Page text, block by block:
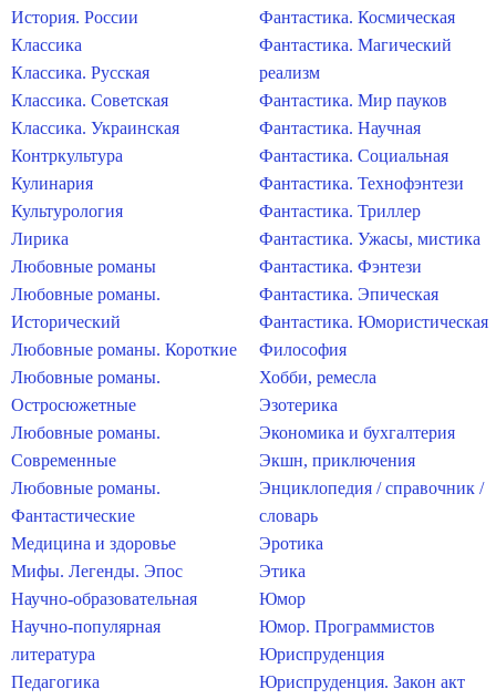
История. России
Классика
Классика. Русская
Классика. Советская
Классика. Украинская
Контркультура
Кулинария
Культурология
Лирика
Любовные романы
Любовные романы.
Исторический
Любовные романы. Короткие
Любовные романы.
Остросюжетные
Любовные романы.
Современные
Любовные романы.
Фантастические
Медицина и здоровье
Мифы. Легенды. Эпос
Научно-образовательная
Научно-популярная
литература
Педагогика
Фантастика. Космическая
Фантастика. Магический
реализм
Фантастика. Мир пауков
Фантастика. Научная
Фантастика. Социальная
Фантастика. Технофэнтези
Фантастика. Триллер
Фантастика. Ужасы, мистика
Фантастика. Фэнтези
Фантастика. Эпическая
Фантастика. Юмористическая
Философия
Хобби, ремесла
Эзотерика
Экономика и бухгалтерия
Экшн, приключения
Энциклопедия / справочник /
словарь
Эротика
Этика
Юмор
Юмор. Программистов
Юриспруденция
Юриспруденция. Закон акт